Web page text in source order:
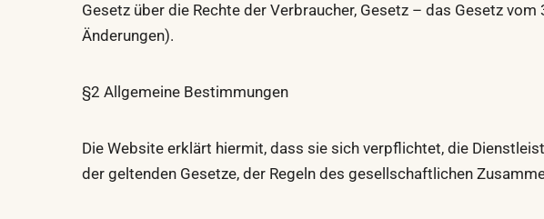
Gesetz über die Rechte der Verbraucher, Gesetz – das Gesetz
Änderungen).
§2 Allgemeine Bestimmungen
Die Website erklärt hiermit, dass sie sich verpflichtet, die
der geltenden Gesetze, der Regeln des gesellschaftlichen